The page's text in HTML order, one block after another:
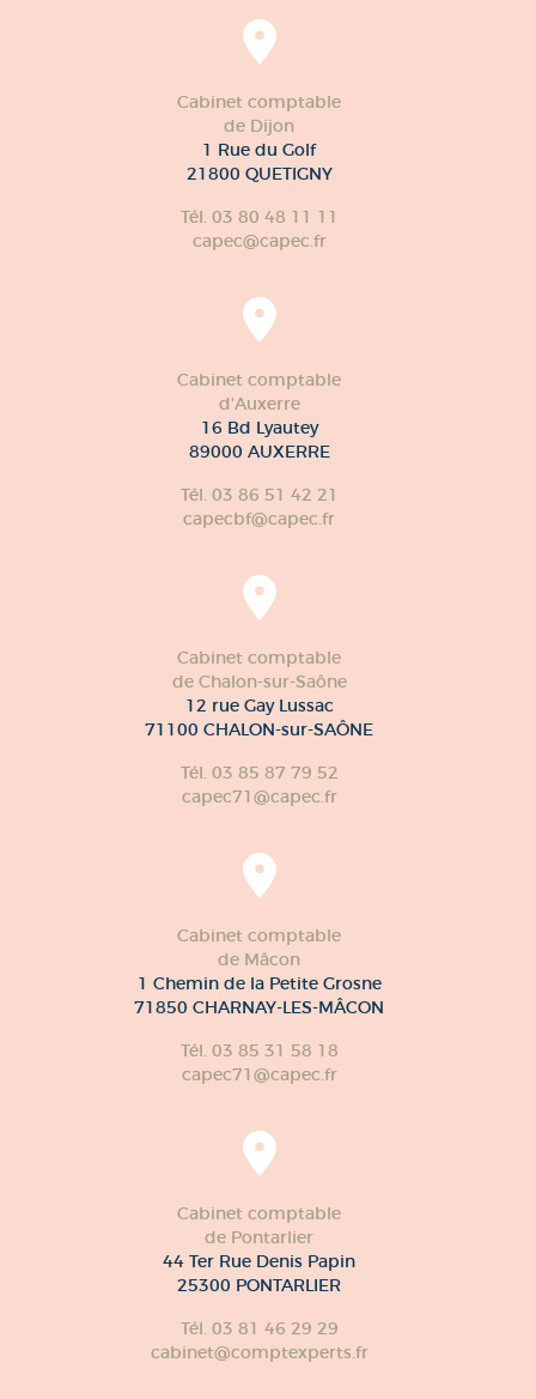
Cabinet comptable
de Dijon
1 Rue du Golf
21800 QUETIGNY
Tél. 03 80 48 11 11
capec@capec.fr
Cabinet comptable
d'Auxerre
16 Bd Lyautey
89000 AUXERRE
Tél. 03 86 51 42 21
capecbf@capec.fr
Cabinet comptable
de Chalon-sur-Saône
12 rue Gay Lussac
71100 CHALON-sur-SAÔNE
Tél. 03 85 87 79 52
capec71@capec.fr
Cabinet comptable
de Mâcon
1 Chemin de la Petite Grosne
71850 CHARNAY-LES-MÂCON
Tél. 03 85 31 58 18
capec71@capec.fr
Cabinet comptable
de Pontarlier
44 Ter Rue Denis Papin
25300 PONTARLIER
Tél. 03 81 46 29 29
cabinet@comptexperts.fr